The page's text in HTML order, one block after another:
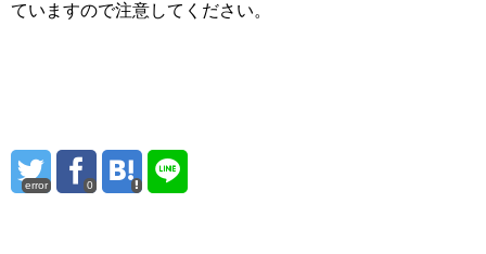
ていますので注意してください。
error 0